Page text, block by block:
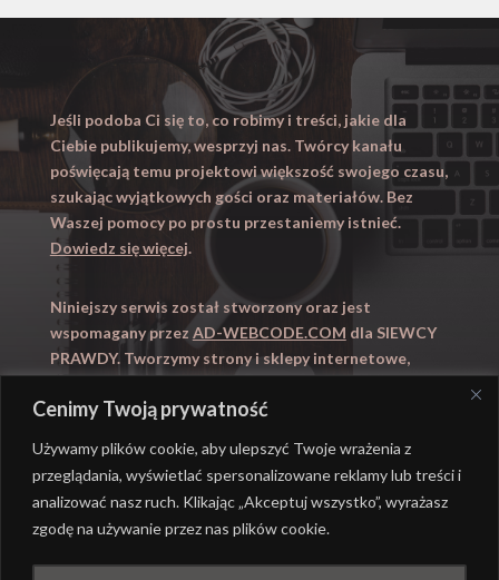
Cenimy Twoją prywatność
Używamy plików cookie, aby ulepszyć Twoje wrażenia z
przeglądania, wyświetlać spersonalizowane reklamy lub treści i
analizować nasz ruch. Klikając „Akceptuj wszystko”, wyrażasz
zgodę na używanie przez nas plików cookie.
Jeśli podoba Ci się to, co robimy i treści, jakie dla
Ciebie publikujemy, wesprzyj nas. Twórcy kanału
poświęcają temu projektowi większość swojego czasu,
szukając wyjątkowych gości oraz materiałów. Bez
Waszej pomocy po prostu przestaniemy istnieć.
Dowiedz się więcej.
Niniejszy serwis został stworzony oraz jest
wspomagany przez AD-WEBCODE.COM dla SIEWCY
PRAWDY. Tworzymy strony i sklepy internetowe,
Zapraszamy takze naWYUCZENI.PL